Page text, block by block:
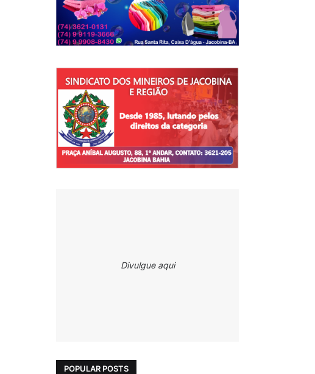
Divulgue aqui
POPULAR POSTS